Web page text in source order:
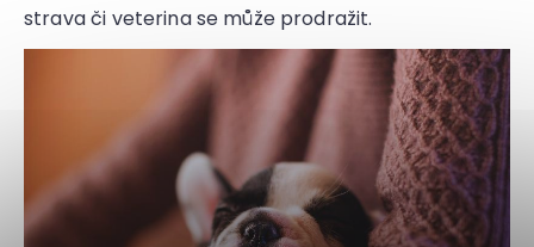
strava či veterina se může prodražit.